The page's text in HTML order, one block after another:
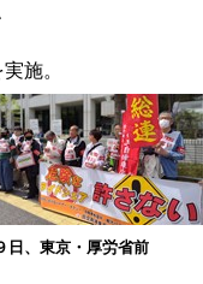
施。
日、東京・厚労省前